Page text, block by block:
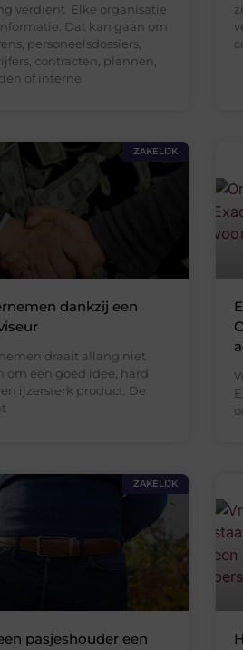
verdient Elke organisatie
Dat kan gaan om
personeelsdossiers,
contracten, plannen,
of interne
ZAKELIJK
dankzij een
draait allang niet
om een goed idee, hard
ijzersterk product. De
ZAKELIJK
pasjeshouder een